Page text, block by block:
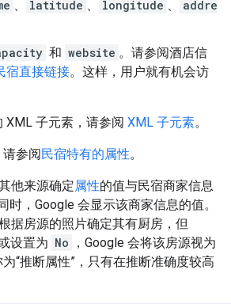
、 latitude 、 longitude 、
addre
和 website 。请参阅酒店信
宿直接链接。这样，用户就有机会访
XML 子元素，请参阅 XML 子元素。
参阅民宿特有的属性。
他来源确定属性的值与民宿商家信息
时，Google 会显示该商家信息的值。
据房源的照片确定其有厨房，但
设置为 No
，Google 会将该房源视为
“推断属性”，只有在推断准确度较高